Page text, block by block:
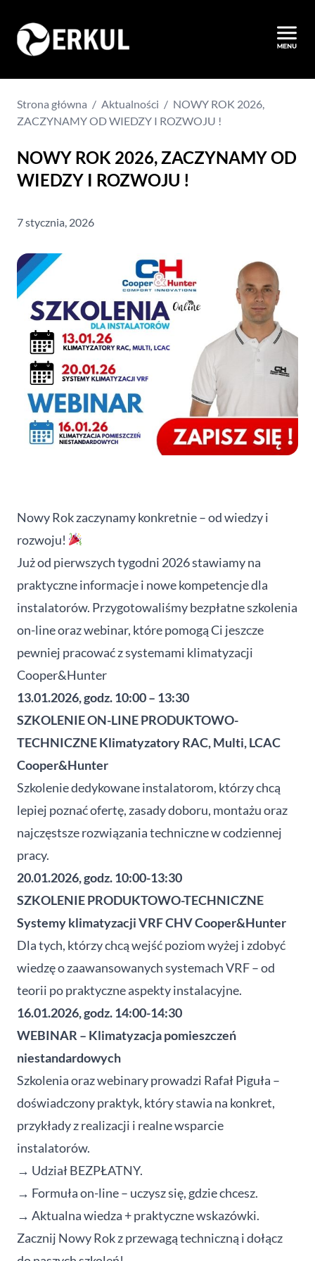
Strona główna / Aktualności / NOWY ROK 2026,
ZACZYNAMY OD WIEDZY I ROZWOJU !
NOWY ROK 2026, ZACZYNAMY OD
WIEDZY I ROZWOJU !
7 stycznia, 2026
Nowy Rok zaczynamy konkretnie – od wiedzy i
rozwoju!
Już od pierwszych tygodni 2026 stawiamy na
praktyczne informacje i nowe kompetencje dla
instalatorów. Przygotowaliśmy bezpłatne szkolenia
on-line oraz webinar, które pomogą Ci jeszcze
pewniej pracować z systemami klimatyzacji
Cooper&Hunter
13.01.2026, godz. 10:00 – 13:30
SZKOLENIE ON-LINE PRODUKTOWO-
TECHNICZNE Klimatyzatory RAC, Multi, LCAC
Cooper&Hunter
Szkolenie dedykowane instalatorom, którzy chcą
lepiej poznać ofertę, zasady doboru, montażu oraz
najczęstsze rozwiązania techniczne w codziennej
pracy.
20.01.2026, godz. 10:00-13:30
SZKOLENIE PRODUKTOWO-TECHNICZNE
Systemy klimatyzacji VRF CHV Cooper&Hunter
Dla tych, którzy chcą wejść poziom wyżej i zdobyć
wiedzę o zaawansowanych systemach VRF – od
teorii po praktyczne aspekty instalacyjne.
16.01.2026, godz. 14:00-14:30
WEBINAR – Klimatyzacja pomieszczeń
niestandardowych
Szkolenia oraz webinary prowadzi Rafał Piguła –
doświadczony praktyk, który stawia na konkret,
przykłady z realizacji i realne wsparcie
instalatorów.
→ Udział BEZPŁATNY.
→ Formuła on-line – uczysz się, gdzie chcesz.
→ Aktualna wiedza + praktyczne wskazówki.
Zacznij Nowy Rok z przewagą techniczną i dołącz